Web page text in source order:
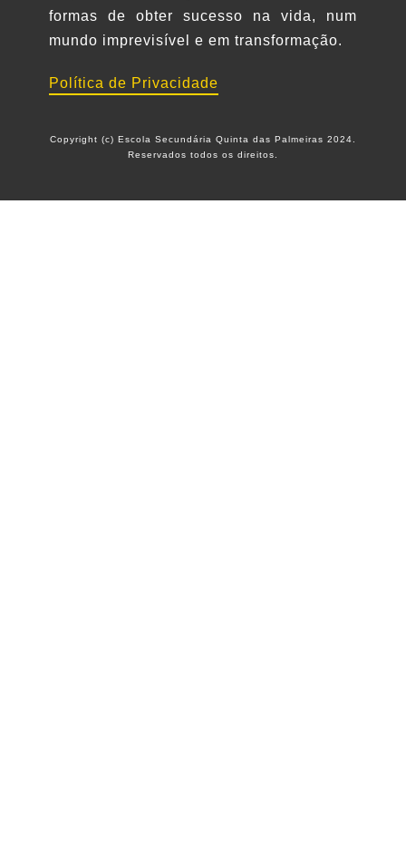
formas de obter sucesso na vida, num
mundo imprevisível e em transformação.
Política de Privacidade
Copyright (c) Escola Secundária Quinta das Palmeiras 2024.
Reservados todos os direitos.